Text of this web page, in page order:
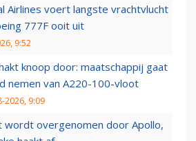
Airlines voert langste vrachtvlucht
777F ooit uit
9:52
knoop door: maatschappij gaat
nemen van A220-100-vloot
2026, 9:09
wordt overgenomen door Apollo,